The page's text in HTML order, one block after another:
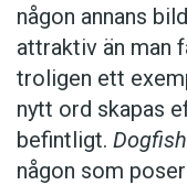
någon annans
attraktiv än man
troligen ett
nytt ord skapas
befintligt.
någon som